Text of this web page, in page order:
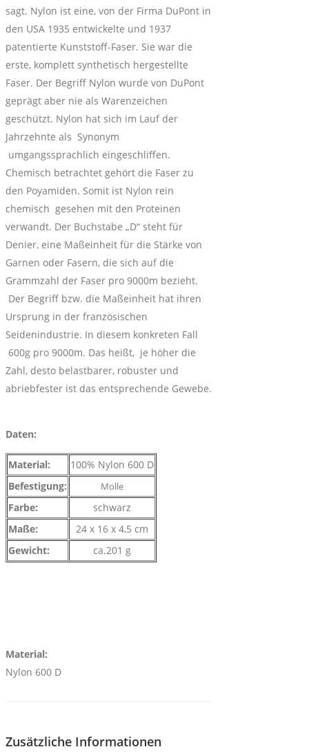
sagt. Nylon ist eine, von der Firma DuPont in
den USA 1935 entwickelte und 1937
patentierte Kunststoff-Faser. Sie war die
erste, komplett synthetisch hergestellte
Faser. Der Begriff Nylon wurde von DuPont
geprägt aber nie als Warenzeichen
geschützt. Nylon hat sich im Lauf der
Jahrzehnte als Synonym
umgangssprachlich eingeschliffen.
Chemisch betrachtet gehört die Faser zu
den Poyamiden. Somit ist Nylon rein
chemisch gesehen mit den Proteinen
verwandt. Der Buchstabe „D“ steht für
Denier, eine Maßeinheit für die Stärke von
Garnen oder Fasern, die sich auf die
Grammzahl der Faser pro 9000m bezieht.
Der Begriff bzw. die Maßeinheit hat ihren
Ursprung in der französischen
Seidenindustrie. In diesem konkreten Fall
600g pro 9000m. Das heißt, je höher die
Zahl, desto belastbarer, robuster und
abriebfester ist das entsprechende Gewebe.
Daten:
Material:
100% Nylon 600 D
Befestigung:
Molle
Farbe:
schwarz
Maße:
24 x 16 x 4,5 cm
Gewicht:
ca.201 g
Material:
Nylon 600 D
Zusätzliche Informationen